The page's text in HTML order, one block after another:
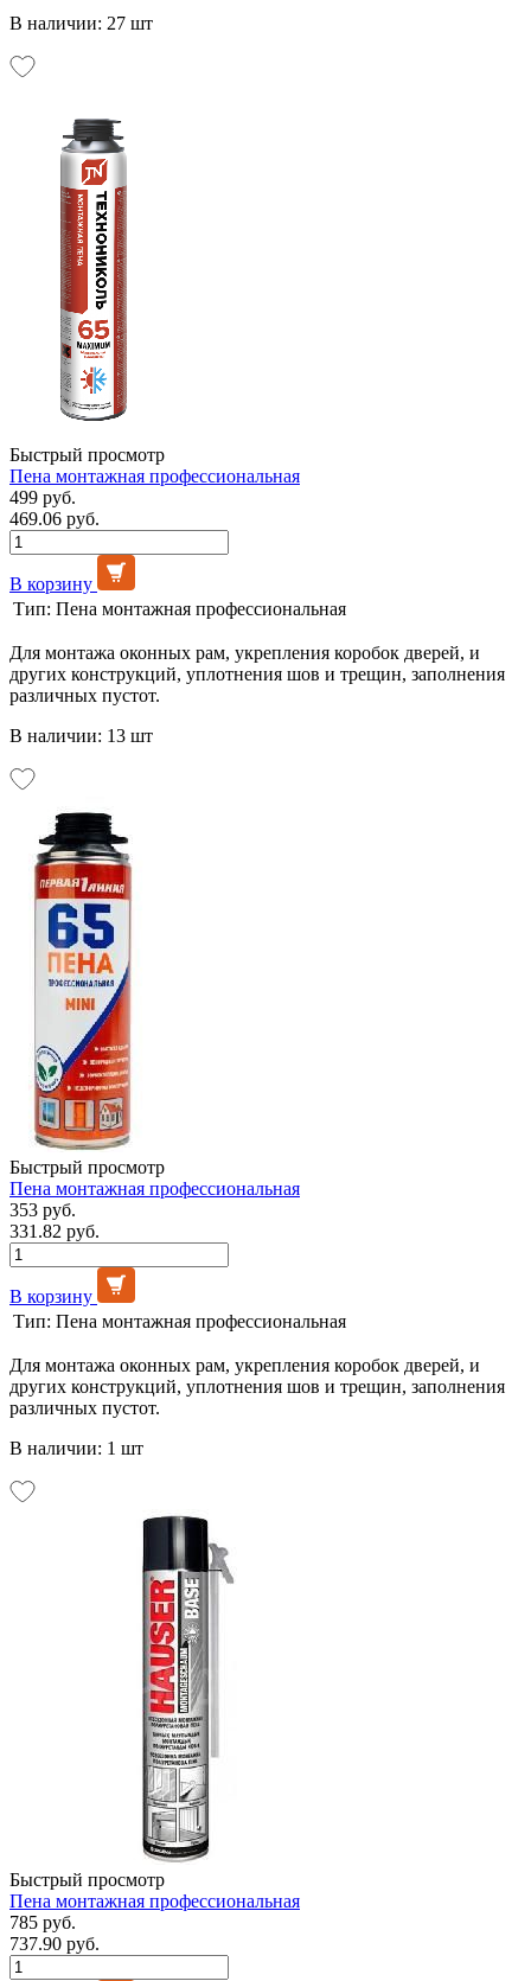
В наличии: 27 шт
Быстрый просмотр
Пена монтажная профессиональная
499 руб.
469.06 руб.
В корзину
Тип: Пена монтажная профессиональная
Для монтажа оконных рам, укрепления коробок дверей, и
других конструкций, уплотнения шов и трещин, заполнения
различных пустот.
В наличии: 13 шт
Быстрый просмотр
Пена монтажная профессиональная
353 руб.
331.82 руб.
В корзину
Тип: Пена монтажная профессиональная
Для монтажа оконных рам, укрепления коробок дверей, и
других конструкций, уплотнения шов и трещин, заполнения
различных пустот.
В наличии: 1 шт
Быстрый просмотр
Пена монтажная профессиональная
785 руб.
737.90 руб.